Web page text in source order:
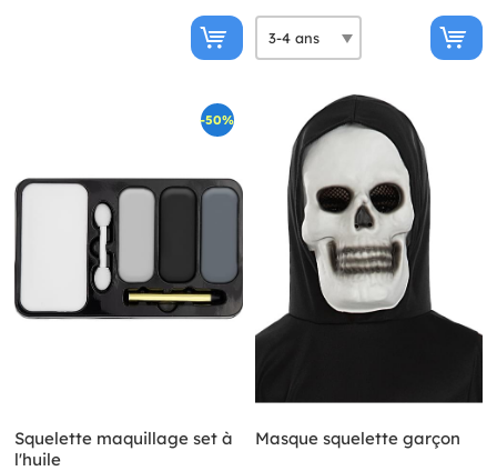
-50%
Squelette maquillage set à
l'huile
Masque squelette garçon